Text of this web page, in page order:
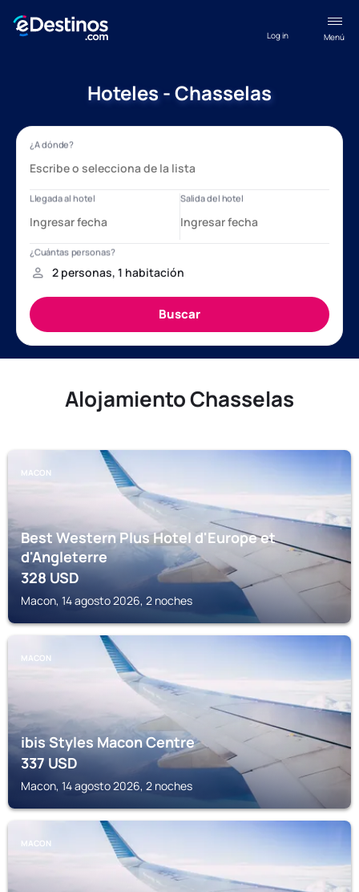
Menú
Log in
Hoteles - Chasselas
Alojamiento Chasselas
MACON
Best Western Plus Hotel d'Europe et
d'Angleterre
328USD
Macon, 14 agosto 2026, 2 noches
MACON
ibis Styles Macon Centre
337USD
Macon, 14 agosto 2026, 2 noches
MACON